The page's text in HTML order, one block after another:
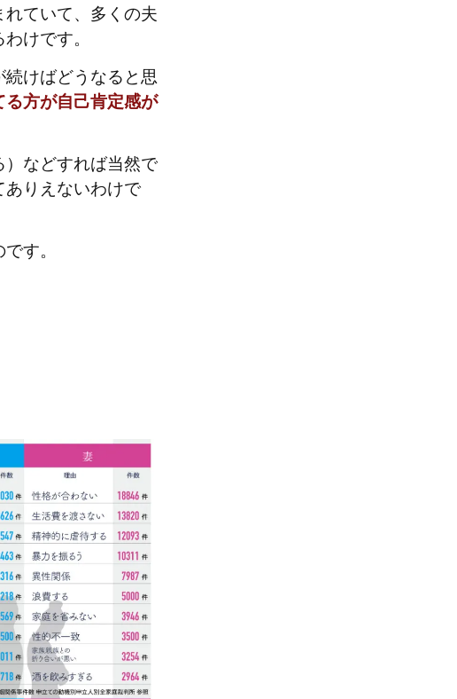
ていて、多くの夫
けです。
けばどうなると思
る方が自己肯定感が
などすれば当然で
りえないわけで
す。